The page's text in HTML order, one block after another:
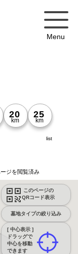
Menu
ジを閲覧済み
このページの
QRコード表示
墓地タイプの絞り込み
[ 中心表示 ]
ドラッグで
中心を移動
できます
list